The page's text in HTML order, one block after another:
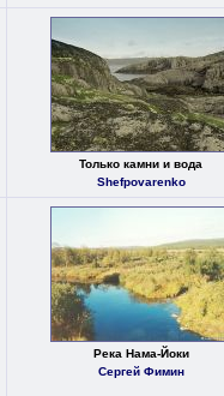
Только камни и вода
Shefpovarenko
Река Нама-Йоки
Сергей Фимин